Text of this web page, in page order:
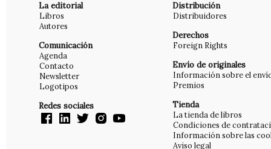
La editorial
Libros
Autores
Comunicación
Agenda
Contacto
Newsletter
Logotipos
Redes sociales
Distribución
Distribuidores
Derechos
Foreign Rights
Envío de originales
Información sobre el
Premios
Tienda
La tienda de libros
Condiciones de
Información sobre las
Aviso legal